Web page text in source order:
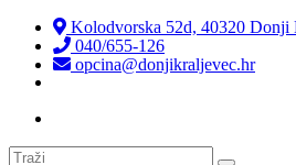
Kolodvorska 52d, 40320 Donji
040/655-126
opcina@donjikraljevec.hr